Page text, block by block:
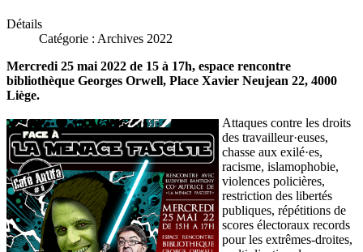
Détails
Catégorie : Archives 2022
Mercredi 25 mai 2022 de 15 à 17h, espace rencontre
bibliothèque Georges Orwell, Place Xavier Neujean 22, 4000
Liège.
Attaques contre les droits
des travailleur·euses,
chasse aux exilé·es,
racisme, islamophobie,
violences policières,
restriction des libertés
publiques, répétitions de
scores électoraux records
pour les extrêmes-droites,